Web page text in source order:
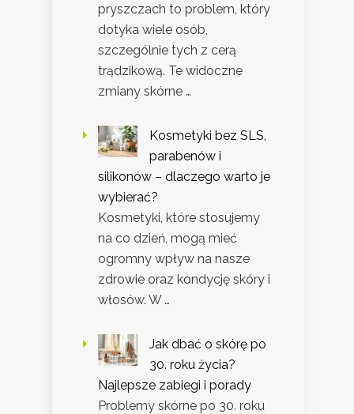
pryszczach to problem, który
dotyka wiele osób,
szczególnie tych z cerą
trądzikową. Te widoczne
zmiany skórne …
Kosmetyki bez SLS,
parabenów i
silikonów – dlaczego warto je
wybierać?
Kosmetyki, które stosujemy
na co dzień, mogą mieć
ogromny wpływ na nasze
zdrowie oraz kondycję skóry i
włosów. W …
Jak dbać o skórę po
30. roku życia?
Najlepsze zabiegi i porady
Problemy skórne po 30. roku